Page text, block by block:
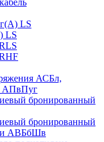
LS
LS
АСБл,
бронированный
бронированный
АВБбШв